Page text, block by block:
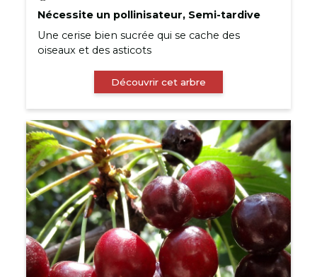
Nécessite un pollinisateur, Semi-tardive
Une cerise bien sucrée qui se cache des
oiseaux et des asticots
Découvrir cet arbre